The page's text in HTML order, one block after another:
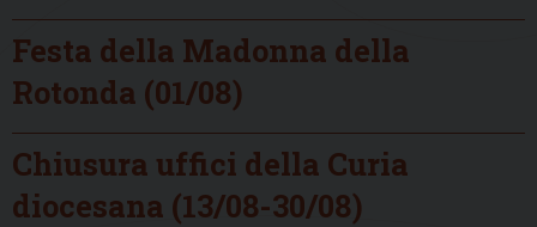
Festa della Madonna della
Rotonda (01/08)
Chiusura uffici della Curia
diocesana (13/08-30/08)